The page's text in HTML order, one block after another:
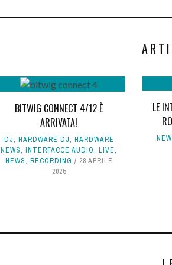
BITWIG CONNECT 4/12 È
ARRIVATA!
DJ, HARDWARE DJ, HARDWARE
NEWS,INTERFACCE AUDIO,LIVE,
NEWS, RECORDING
28 APRILE
2025
LE